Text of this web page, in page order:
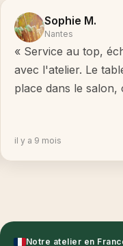
Sophie M.
Nantes
« Service au top,
avec l'atelier. Le
place dans le salon,
il y a 9 mois
Notre atelier en